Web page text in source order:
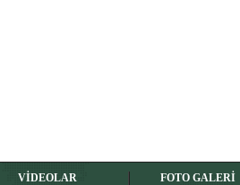
VİDEOLAR
FOTO GALERİ